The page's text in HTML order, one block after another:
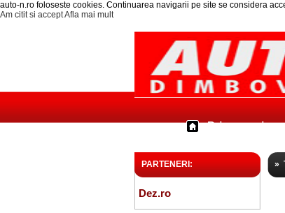
auto-n.ro foloseste cookies. Continuarea navigarii pe site se considera
Am citit si acceptAfla mai mult
Prima pagina
PARTENERI:
Dez.ro
»